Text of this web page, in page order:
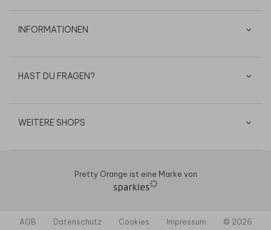
INFORMATIONEN
HAST DU FRAGEN?
WEITERE SHOPS
Pretty Orange ist eine Marke von
AGB Datenschutz Cookies Impressum © 2026